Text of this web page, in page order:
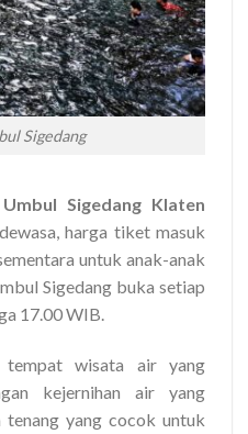
Sigedang
Sigedang Klaten
harga tiket masuk
untuk anak-anak
Sigedang buka setiap
17.00 WIB.
tempat wisata air yang
kejernihan air yang
tenang yang cocok untuk